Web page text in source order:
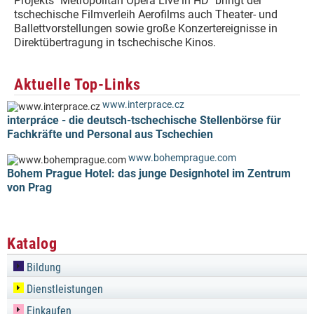
tschechische Filmverleih Aerofilms auch Theater- und
Ballettvorstellungen sowie große Konzertereignisse in
Direktübertragung in tschechische Kinos.
Aktuelle Top-Links
www.interprace.cz
interpráce - die deutsch-tschechische Stellenbörse für
Fachkräfte und Personal aus Tschechien
www.bohemprague.com
Bohem Prague Hotel: das junge Designhotel im Zentrum
von Prag
Katalog
Bildung
Dienstleistungen
Einkaufen